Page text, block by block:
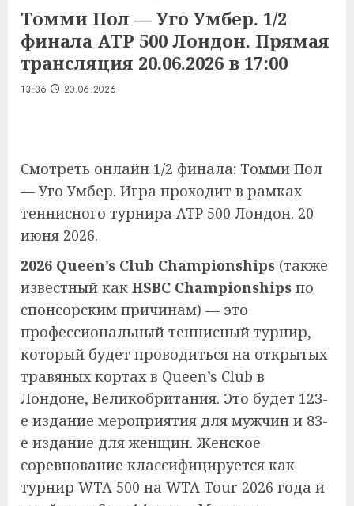
Томми Пол — Уго Умбер. 1/2
финала ATP 500 Лондон. Прямая
трансляция 20.06.2026 в 17:00
13:36 20.06.2026
Смотреть онлайн 1/2 финала: Томми Пол
— Уго Умбер. Игра проходит в рамках
теннисного турнира ATP 500 Лондон. 20
июня 2026.
2026 Queen’s Club Championships (также
известный как HSBC Championships по
спонсорским причинам) — это
профессиональный теннисный турнир,
который будет проводиться на открытых
травяных кортах в Queen’s Club в
Лондоне, Великобритания. Это будет 123-
е издание мероприятия для мужчин и 83-
е издание для женщин. Женское
соревнование классифицируется как
турнир WTA 500 на WTA Tour 2026 года и